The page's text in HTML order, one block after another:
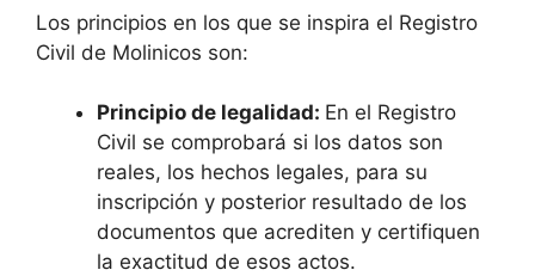
Los principios en los que se inspira el Registro
Civil de Molinicos son:
Principio de legalidad: En el Registro
Civil se comprobará si los datos son
reales, los hechos legales, para su
inscripción y posterior resultado de los
documentos que acrediten y certifiquen
la exactitud de esos actos.